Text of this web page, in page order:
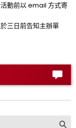
動前以 email 方式寄
三日前告知主辦單